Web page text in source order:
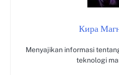
Кира
Menyajikan informasi
teknologi